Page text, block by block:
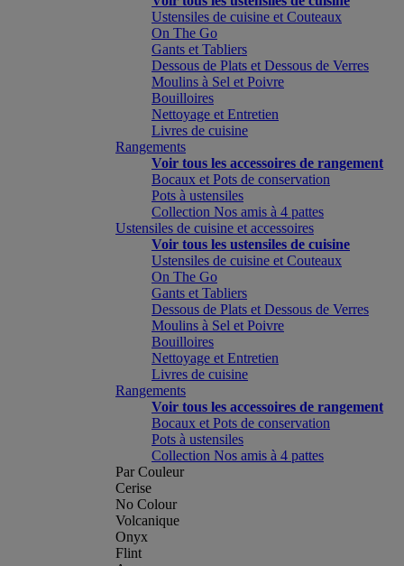
Ustensiles de cuisine et Couteaux
On The Go
Gants et Tabliers
Dessous de Plats et Dessous de Verres
Moulins à Sel et Poivre
Bouilloires
Nettoyage et Entretien
Livres de cuisine
Rangements
Voir tous les accessoires de rangement
Bocaux et Pots de conservation
Pots à ustensiles
Collection Nos amis à 4 pattes
Ustensiles de cuisine et accessoires
Voir tous les ustensiles de cuisine
Ustensiles de cuisine et Couteaux
On The Go
Gants et Tabliers
Dessous de Plats et Dessous de Verres
Moulins à Sel et Poivre
Bouilloires
Nettoyage et Entretien
Livres de cuisine
Rangements
Voir tous les accessoires de rangement
Bocaux et Pots de conservation
Pots à ustensiles
Collection Nos amis à 4 pattes
Par Couleur
Cerise
No Colour
Volcanique
Onyx
Flint